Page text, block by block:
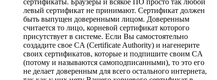
сертификаты. Браузеры и всякое ПО просто так любой
левый сертификат не принимают. Сертификат должен
быть выпущен доверенными лицом. Доверенным
считается то лицо, корневой сертификат которого
присутствует в системе. Если Вы самостоятельно
создадите свое CA (Certificate Authority) и нагенерите
своих сертификатов, которые и подпишите своим CA
(потому и называются самоподписанными), то это его
не делает доверенным для всего остального интернета,